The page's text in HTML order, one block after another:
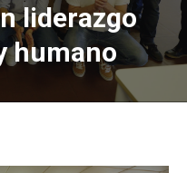
liderazgo
humano